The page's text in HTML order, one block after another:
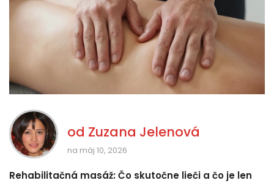
od Zuzana Jelenová
na máj 10, 2026
Rehabilitačná masáž: Čo skutočne lieči a čo je len